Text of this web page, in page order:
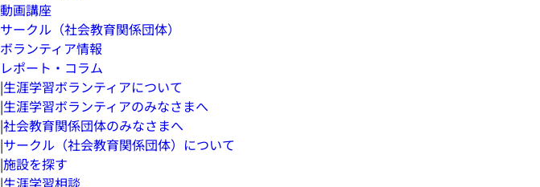
動画講座
サークル（社会教育関係団体）
ボランティア情報
レポート・コラム
|生涯学習ボランティアについて
|生涯学習ボランティアのみなさまへ
|社会教育関係団体のみなさまへ
|サークル（社会教育関係団体）について
|施設を探す